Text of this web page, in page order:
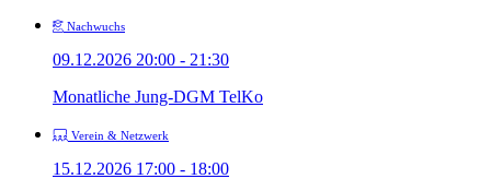
Nachwuchs
09.12.2026 20:00 - 21:30
Monatliche Jung-DGM TelKo
Verein & Netzwerk
15.12.2026 17:00 - 18:00